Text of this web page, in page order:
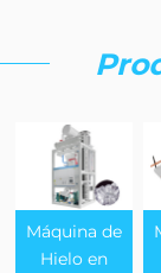
Máquina de
Hielo en